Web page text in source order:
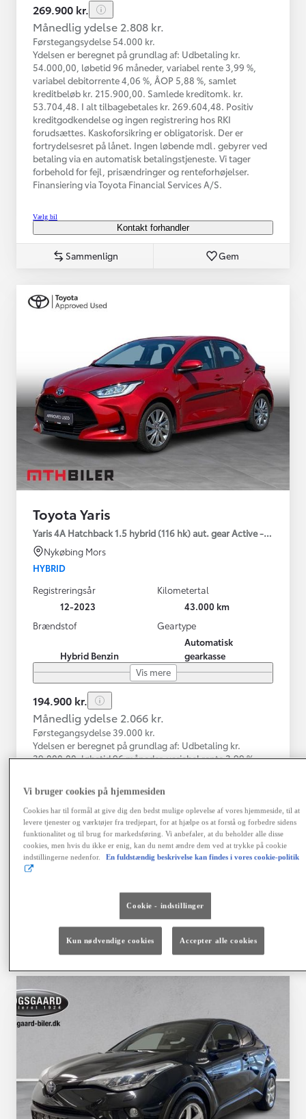
269.900 kr.
Månedlig ydelse 2.808 kr.
Førstegangsydelse 54.000 kr.
Ydelsen er beregnet på grundlag af: Udbetaling kr.
54.000,00, løbetid 96 måneder, variabel rente 3,99 %,
variabel debitorrente 4,06 %, ÅOP 5,88 %, samlet
kreditbeløb kr. 215.900,00. Samlede kreditomk. kr.
53.704,48. I alt tilbagebetales kr. 269.604,48. Positiv
kreditgodkendelse og ingen registrering hos RKI
forudsættes. Kaskoforsikring er obligatorisk. Der er
fortrydelsesret på lånet. Ingen løbende mdl. gebyrer ved
betaling via en automatisk betalingstjeneste. Vi tager
forbehold for fejl, prisændringer og renteforhøjelser.
Finansiering via Toyota Financial Services A/S.
Vælg bil
Kontakt forhandler
Sammenlign Gem
Toyota Yaris
Yaris 4A Hatchback 1.5 hybrid (116 hk) aut. gear Active -
Nykøbing Mors
HYBRID
Registreringsår
12-2023
Kilometertal
43.000 km
Brændstof
Hybrid Benzin
Geartype
Automatisk
gearkasse
Vis mere
194.900 kr.
Månedlig ydelse 2.066 kr.
Førstegangsydelse 39.000 kr.
Ydelsen er beregnet på grundlag af: Udbetaling kr.
39.000,00, løbetid 96 måneder, variabel rente 3,99 %,
42.468,64. I alt tilbagebetales kr. 198.368,64. Positiv
kreditgodkendelse og ingen registrering hos RKI
forudsættes. Kaskoforsikring er obligatorisk. Der er
fortrydelsesret på lånet. Ingen løbende mdl. gebyrer ved
betaling via en automatisk betalingstjeneste. Vi tager
forbehold for fejl, prisændringer og renteforhøjelser.
Kontakt forhandler
Sammenlign Gem
Vi bruger cookies på hjemmesiden
Cookies har til formål at give dig den bedst mulige oplevelse af vores hjemmeside, til at
levere tjenester og værktøjer fra tredjepart, for at hjælpe os at forstå og forbedre sidens
funktionalitet og til brug for markedsføring. Vi anbefaler, at du beholder alle disse
cookies, men hvis du ikke er enig, kan du nemt ændre dem ved at trykke på cookie
indstillingerne nedenfor.
En fuldstændig beskrivelse kan findes i vores cookie-politik
Cookie - indstillinger
Kun nødvendige cookies Accepter alle cookies